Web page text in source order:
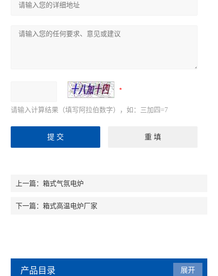
请输入计算结果（填写阿拉伯数字），如：三加四=7
上一篇：箱式气氛电炉
下一篇：箱式高温电炉厂家
产品目录 展开